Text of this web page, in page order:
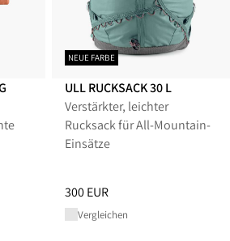
von 40 EUR
NEUE FARBE
ULL RUCKSACK 30 L
Verstärkter, leichter
Rucksack für All-Mountain-
Einsätze
Preis: 300 EUR, reduziert von
300 EUR
Vergleichen